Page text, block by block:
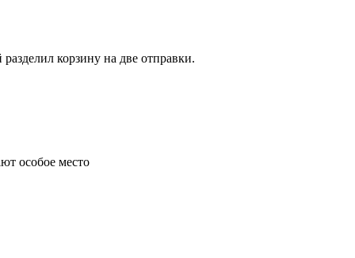
корзину на две отправки.
особое место